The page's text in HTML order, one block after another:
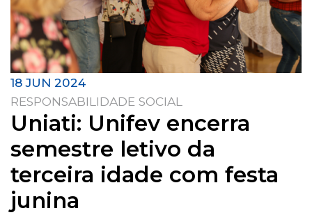
18 JUN 2024
RESPONSABILIDADE SOCIAL
Uniati: Unifev encerra
semestre letivo da
terceira idade com festa
junina